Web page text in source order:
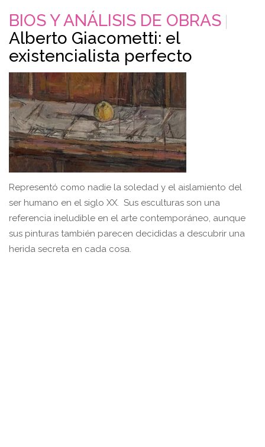
BIOS Y ANÁLISIS DE OBRAS
Alberto Giacometti: el
existencialista perfecto
Representó como nadie la soledad y el aislamiento del
ser humano en el siglo XX. Sus esculturas son una
referencia ineludible en el arte contemporáneo, aunque
sus pinturas también parecen decididas a descubrir una
herida secreta en cada cosa.